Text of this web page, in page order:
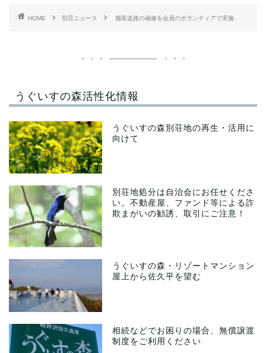
HOME 別荘ニュース 舗装道路の補修を会員のボランティアで実施
うぐいすの森活性化情報
うぐいすの森別荘地の再生・活用に
向けて
別荘地処分は自治会にお任せくださ
い。不動産屋、ファンド等による詐
欺まがいの勧誘、取引にご注意！
うぐいすの森・リゾートマンション
屋上から佐久平を望む
相続などでお困りの場合、無償譲渡
制度をご利用ください